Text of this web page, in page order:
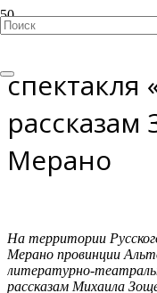
спектакля
Мерано
На территории
Мерано провинции
литературно-
рассказам Михаила